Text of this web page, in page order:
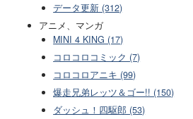
データ更新 (312)
アニメ、マンガ
MINI 4 KING (17)
コロコロコミック (7)
コロコロアニキ (99)
爆走兄弟レッツ＆ゴー!! (150)
ダッシュ！四駆郎 (53)